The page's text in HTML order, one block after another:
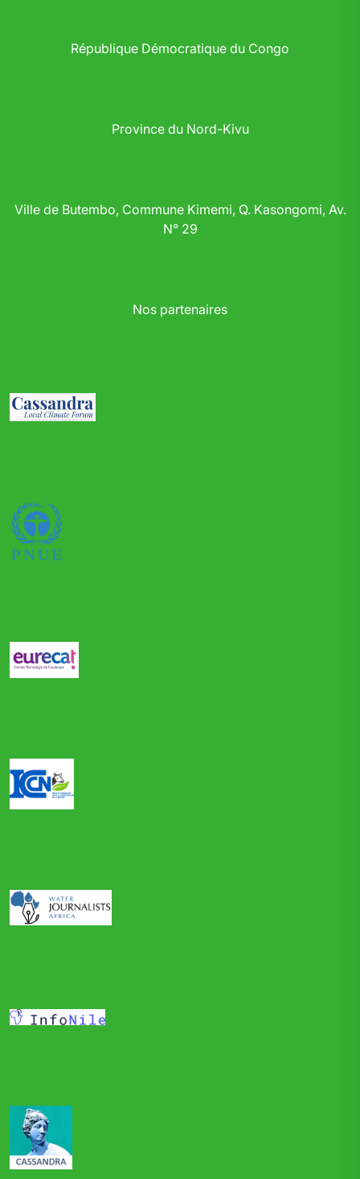
République Démocratique du Congo
Province du Nord-Kivu
Ville de Butembo, Commune Kimemi, Q. Kasongomi, Av.
N° 29
Nos partenaires